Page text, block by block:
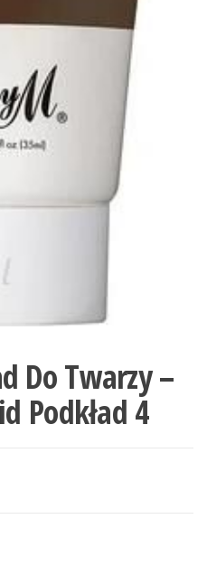
Do Twarzy –
Podkład 4